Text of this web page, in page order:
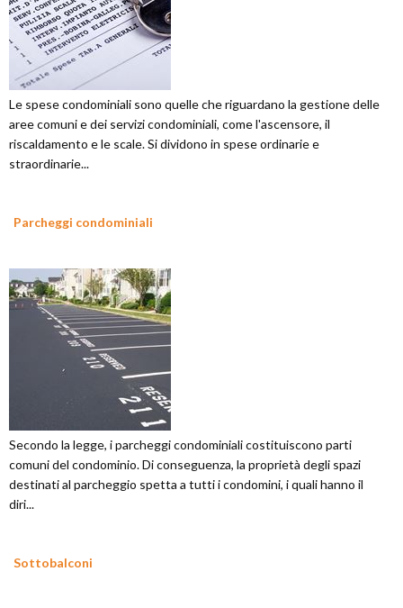
Le spese condominiali sono quelle che riguardano la gestione delle
aree comuni e dei servizi condominiali, come l'ascensore, il
riscaldamento e le scale. Si dividono in spese ordinarie e
straordinarie...
Parcheggi condominiali
Secondo la legge, i parcheggi condominiali costituiscono parti
comuni del condominio. Di conseguenza, la proprietà degli spazi
destinati al parcheggio spetta a tutti i condomini, i quali hanno il
diri...
Sottobalconi